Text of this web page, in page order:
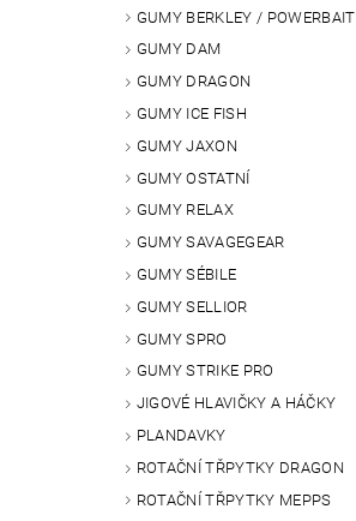
GUMY BERKLEY / POWERBAIT
GUMY DAM
GUMY DRAGON
GUMY ICE FISH
GUMY JAXON
GUMY OSTATNÍ
GUMY RELAX
GUMY SAVAGEGEAR
GUMY SÉBILE
GUMY SELLIOR
GUMY SPRO
GUMY STRIKE PRO
JIGOVÉ HLAVIČKY A HÁČKY
PLANDAVKY
ROTAČNÍ TŘPYTKY DRAGON
ROTAČNÍ TŘPYTKY MEPPS